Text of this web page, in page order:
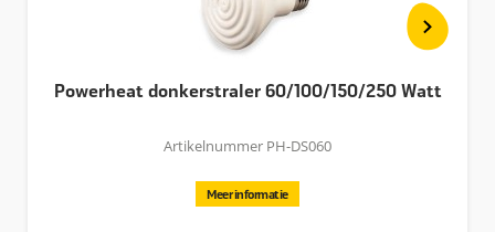
Powerheat donkerstraler 60/100/150/250 Watt
Artikelnummer PH-DS060
Meer informatie